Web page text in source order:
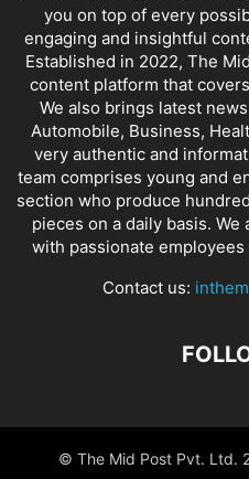
you on top of every
engaging and insightful
Established in 2022, The
content platform that
We also brings latest
Automobile, Business,
very authentic and
team comprises young and
section who produce
pieces on a daily basis.
with passionate
Contact us:
© The Mid Post Pvt. Ltd.